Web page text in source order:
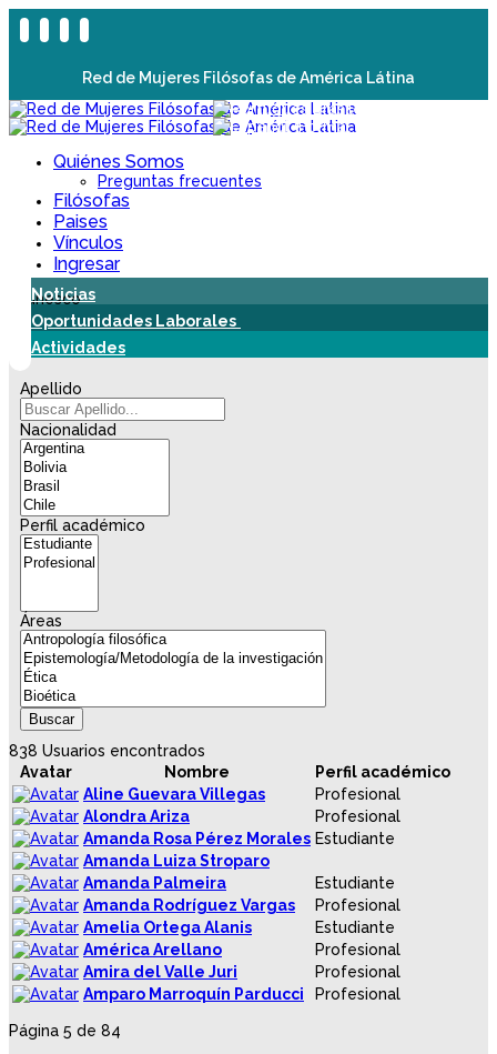
Red de Mujeres Filósofas de América Látina
Quiénes Somos
Preguntas frecuentes
Filósofas
Paises
Vínculos
Ingresar
Noticias
Oportunidades Laborales
Actividades
Apellido
Nacionalidad
Perfil académico
Áreas
838 Usuarios encontrados
Avatar
Nombre
Perfil académico
Aline Guevara Villegas
Profesional
Alondra Ariza
Profesional
Amanda Rosa Pérez Morales Estudiante
Amanda Luiza Stroparo
Amanda Palmeira
Estudiante
Amanda Rodríguez Vargas
Profesional
Amelia Ortega Alanis
Estudiante
América Arellano
Profesional
Amira del Valle Juri
Profesional
Amparo Marroquín Parducci
Profesional
Página 5 de 84